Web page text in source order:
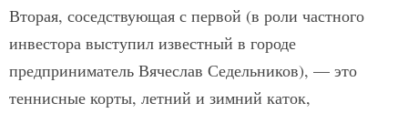
Вторая, соседствующая с первой (в роли частного
инвестора выступил известный в городе
предприниматель Вячеслав Седельников), — это
теннисные корты, летний и зимний каток,